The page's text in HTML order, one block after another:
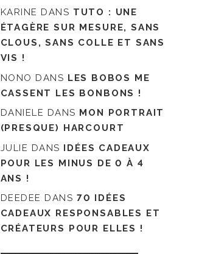
KARINE DANS TUTO : UNE
ÉTAGÈRE SUR MESURE, SANS
CLOUS, SANS COLLE ET SANS
VIS !
NONO DANS LES BOBOS ME
CASSENT LES BONBONS !
DANIELE DANS MON PORTRAIT
(PRESQUE) HARCOURT
JULIE DANS IDÉES CADEAUX
POUR LES MINUS DE 0 À 4
ANS !
DEEDEE DANS 70 IDÉES
CADEAUX RESPONSABLES ET
CRÉATEURS POUR ELLES !